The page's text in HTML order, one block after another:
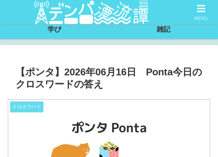
サイトについて
学び 雑記
【ポンタ】2026年06月16日 Ponta今日の
クロスワードの答え
クロスワード
MENU